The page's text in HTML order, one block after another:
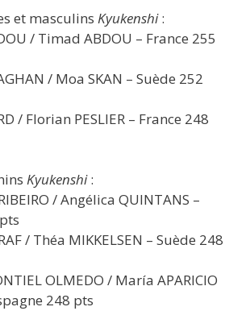
et masculins Kyukenshi:
/ Timad ABDOU – France 255
/ Moa SKAN – Suède 252
/ Florian PESLIER – France 248
Kyukenshi:
/ Angélica QUINTANS –
/ Théa MIKKELSEN – Suède 248
OLMEDO / María APARICIO
248 pts